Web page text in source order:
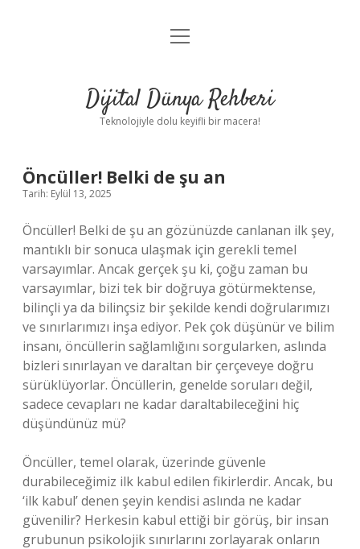
Anasayfa
Yasal Uyarı
menüyü
Dijital Dünya Rehberi
Teknolojiyle dolu keyifli bir macera!
Öncüller! Belki de şu an
Tarih: Eylül 13, 2025
Öncüller! Belki de şu an gözünüzde canlanan ilk şey,
mantıklı bir sonuca ulaşmak için gerekli temel
varsayımlar. Ancak gerçek şu ki, çoğu zaman bu
varsayımlar, bizi tek bir doğruya götürmektense,
bilinçli ya da bilinçsiz bir şekilde kendi doğrularımızı
ve sınırlarımızı inşa ediyor. Pek çok düşünür ve bilim
insanı, öncüllerin sağlamlığını sorgularken, aslında
bizleri sınırlayan ve daraltan bir çerçeveye doğru
sürüklüyorlar. Öncüllerin, genelde soruları değil,
sadece cevapları ne kadar daraltabileceğini hiç
düşündünüz mü?
Öncüller, temel olarak, üzerinde güvenle
durabileceğimiz ilk kabul edilen fikirlerdir. Ancak, bu
‘ilk kabul’ denen şeyin kendisi aslında ne kadar
güvenilir? Herkesin kabul ettiği bir görüş, bir insan
grubunun psikolojik sınırlarını zorlayarak onların